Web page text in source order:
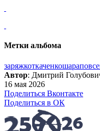
Метки альбома
заряжкоткаченкошарапов
Автор: Дмитрий
16 мая 2026
Поделиться Вконтакте
Поделиться в ОК